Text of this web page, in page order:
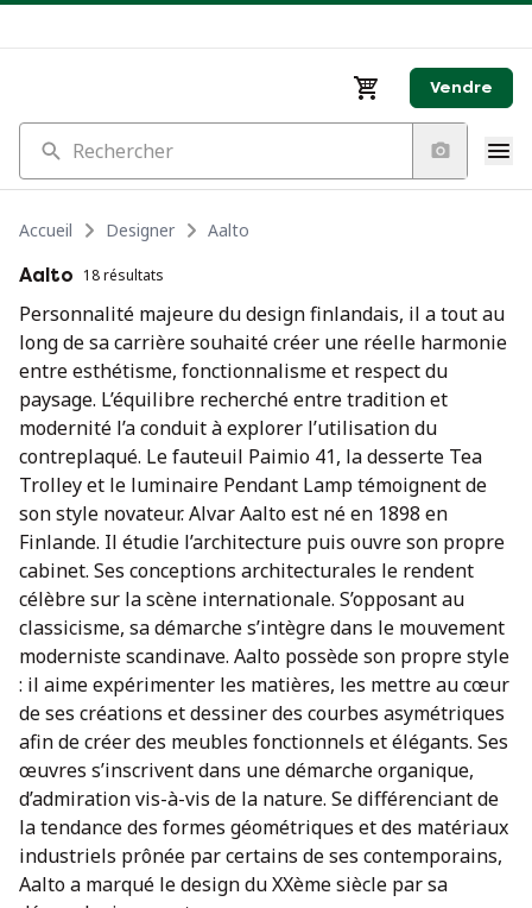
Vendre
Rechercher
Accueil Designer
Aalto
Aalto 18 résultats
Personnalité majeure du design finlandais, il a tout au
long de sa carrière souhaité créer une réelle harmonie
entre esthétisme, fonctionnalisme et respect du
paysage. L’équilibre recherché entre tradition et
modernité l’a conduit à explorer l’utilisation du
contreplaqué. Le fauteuil Paimio 41, la desserte Tea
Trolley et le luminaire Pendant Lamp témoignent de
son style novateur. Alvar Aalto est né en 1898 en
Finlande. Il étudie l’architecture puis ouvre son propre
cabinet. Ses conceptions architecturales le rendent
célèbre sur la scène internationale. S’opposant au
classicisme, sa démarche s’intègre dans le mouvement
moderniste scandinave. Aalto possède son propre style
: il aime expérimenter les matières, les mettre au cœur
de ses créations et dessiner des courbes asymétriques
afin de créer des meubles fonctionnels et élégants. Ses
œuvres s’inscrivent dans une démarche organique,
d’admiration vis-à-vis de la nature. Se différenciant de
la tendance des formes géométriques et des matériaux
industriels prônée par certains de ses contemporains,
Aalto a marqué le design du XXème siècle par sa